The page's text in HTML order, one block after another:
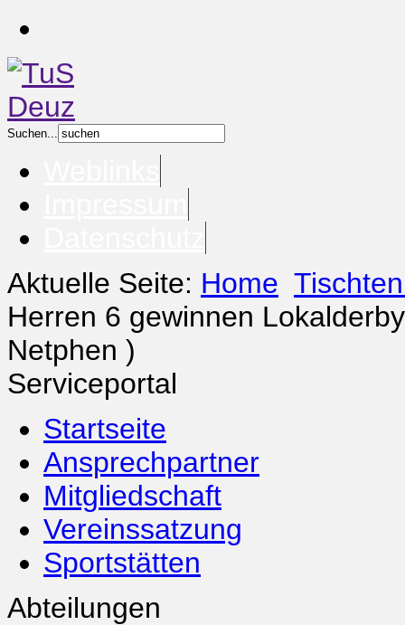
Suchen...
Aktuelle Seite: Home
Herren 6 gewinnen
Netphen )
Serviceportal
Startseite
Ansprechpartner
Mitgliedschaft
Vereinssatzung
Sportstätten
Abteilungen